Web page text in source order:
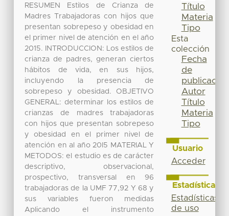
RESUMEN Estilos de Crianza de
Madres Trabajadoras con hijos que
presentan sobrepeso y obesidad en
el primer nivel de atención en el año
2015. INTRODUCCION: Los estilos de
crianza de padres, generan ciertos
hábitos de vida, en sus hijos,
incluyendo la presencia de
sobrepeso y obesidad. OBJETIVO
GENERAL: determinar los estilos de
crianzas de madres trabajadoras
con hijos que presentan sobrepeso
y obesidad en el primer nivel de
atención en al año 20l5 MATERIAL Y
METODOS: el estudio es de carácter
descriptivo, observacional,
prospectivo, transversal en 96
trabajadoras de la UMF 77,92 Y 68 y
sus variables fueron medidas
Aplicando el instrumento
Título
Materia
Tipo
Esta
colección
Fecha
de
publicación
Autor
Título
Materia
Tipo
Usuario
Acceder
Estadísticas
Estadísticas
de uso